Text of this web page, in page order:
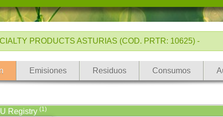
PRODUCTS ASTURIAS (COD. PRTR: 10625) -
Emisiones Residuos Consumos
Registry (1)